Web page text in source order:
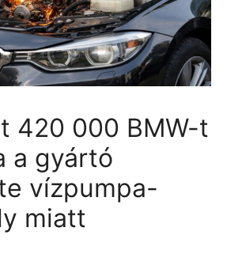
420 000 BMW-t
a gyártó
vízpumpa-
miatt